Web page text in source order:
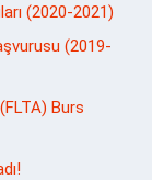
(2020-2021)
(2019-
Burs